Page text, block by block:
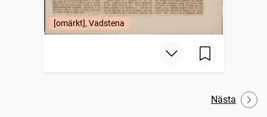
[omärkt], Vadstena
Nästa